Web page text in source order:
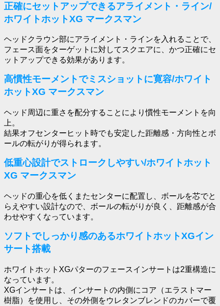
正確にセットアップできるアライメント・ライン/
ホワイトホットXG マークスマン
ヘッドクラウン部にアライメント・ラインを入れることで、
フェース面をターゲットに対してスクエアに、かつ正確にセ
ットアップできる効果があります。
高慣性モーメントでミスショットに寛容/ホワイト
ホットXG マークスマン
ヘッド周辺に重さを配分することにより慣性モーメントを向
上。
結果オフセンターヒット時でも安定した距離感・方向性とボ
ールの転がりが得られます。
低重心設計でストロークしやすい/ホワイトホット
XG マークスマン
ヘッドの重心を低くまたセンターに配置し、ボールを芯でと
らえやすい設計なので、ボールの転がりが良く、距離感が合
わせやすくなっています。
ソフトでしっかり感のあるホワイトホットXGイン
サート搭載
ホワイトホットXGパターのフェースインサートは2重構造に
なっています。
XGインサートは、インサートの内側にコア（エラストマー
樹脂）を使用し、その外側をウレタンブレンドのカバーで覆